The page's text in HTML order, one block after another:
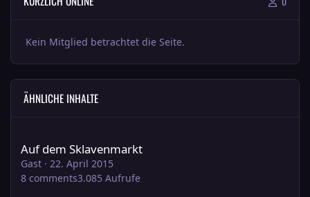
Kein Mitglied betrachtet die Seite.
ÄHNLICHE INHALTE
Auf dem Sklavenmarkt
Gast · 22. April 2015
8 comments3.085 Aufrufe